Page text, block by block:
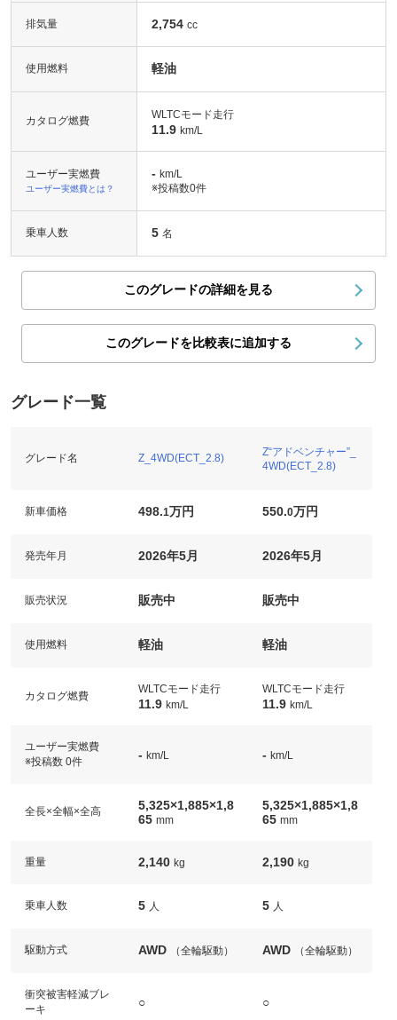
排気量 2,754 cc
使用燃料 軽油
カタログ燃費 WLTCモード走行
11.9 km/L
ユーザー実燃費
ユーザー実燃費とは？
- km/L
※投稿数0件
乗車人数 5 名
このグレードの詳細を見る
このグレードを比較表に追加する
グレード一覧
グレード名 Z_4WD(ECT_2.8)
Z“アドベンチャー”_
4WD(ECT_2.8)
新車価格 498.1万円 550.0万円
発売年月 2026年5月 2026年5月
販売状況 販売中 販売中
使用燃料 軽油 軽油
カタログ燃費
WLTCモード走行
11.9 km/L
WLTCモード走行
11.9 km/L
ユーザー実燃費
※投稿数 0件
- km/L - km/L
全長×全幅×全高
5,325×1,885×1,8
65 mm
5,325×1,885×1,8
65 mm
重量 2,140 kg 2,190 kg
乗車人数 5 人 5 人
駆動方式 AWD （全輪駆動） AWD （全輪駆動）
衝突被害軽減ブレ
ーキ
○ ○